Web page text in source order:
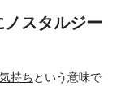
ノスタルジー
持ちという意味で